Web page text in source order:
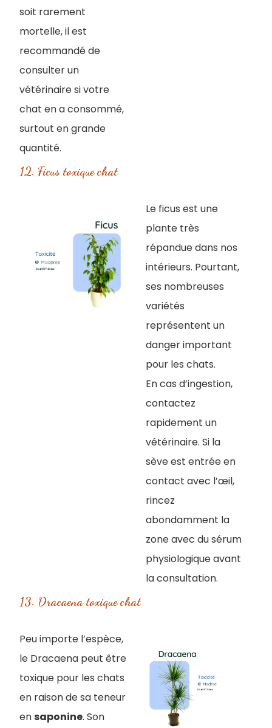
soit rarement
mortelle, il est
recommandé de
consulter un
vétérinaire si votre
chat en a consommé,
surtout en grande
quantité.
12. Ficus toxique chat
Le ficus est une
plante très
répandue dans nos
intérieurs. Pourtant,
ses nombreuses
variétés
représentent un
danger important
pour les chats.
En cas d’ingestion,
contactez
rapidement un
vétérinaire. Si la
sève est entrée en
contact avec l’œil,
rincez
abondamment la
zone avec du sérum
physiologique avant
la consultation.
13. Dracaena toxique chat
Peu importe l’espèce,
le Dracaena peut être
toxique pour les chats
en raison de sa teneur
ensaponine. Son